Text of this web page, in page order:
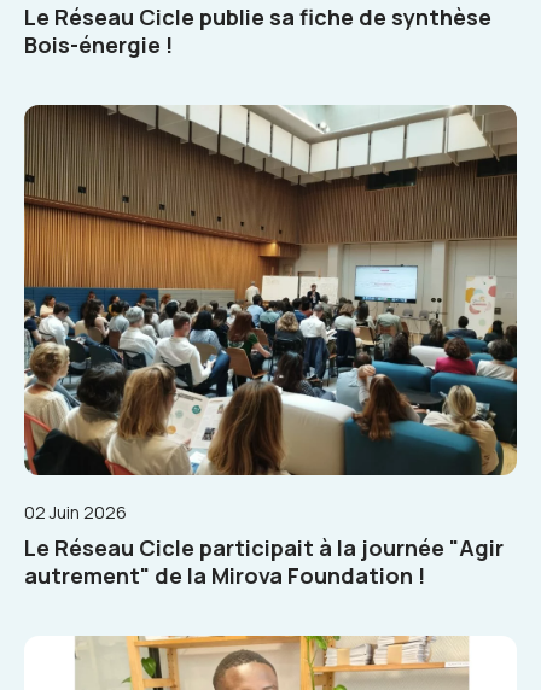
Le Réseau Cicle publie sa fiche de synthèse
Bois-énergie !
02 Juin 2026
Le Réseau Cicle participait à la journée "Agir
autrement" de la Mirova Foundation !